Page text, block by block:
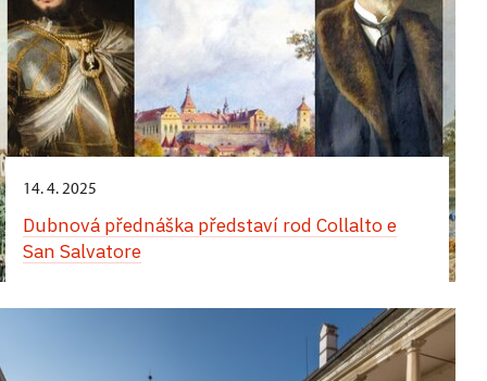
14. 4. 2025
Dubnová přednáška představí rod Collalto e
San Salvatore